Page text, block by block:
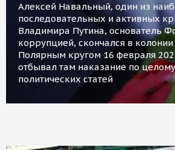
Алексей Навальный, один из
последовательных и активных
Владимира Путина, основатель
коррупцией, скончался в
Полярным кругом 16 февраля
отбывал там наказание по
политических статей